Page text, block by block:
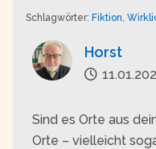
Schlagwörter: Fiktion,
Horst
Sind es Orte aus
Orte – vielleicht